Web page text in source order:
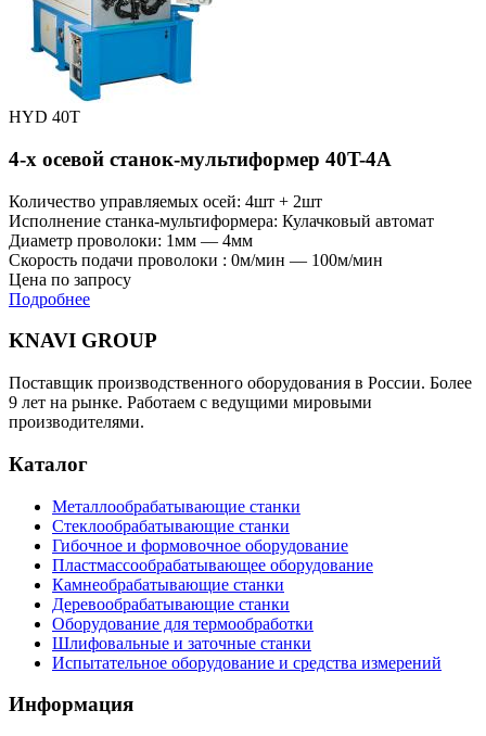
HYD 40T
4-х осевой станок-мультиформер 40T-4A
Количество управляемых осей: 4шт + 2шт
Исполнение станка-мультиформера: Кулачковый автомат
Диаметр проволоки: 1мм — 4мм
Скорость подачи проволоки : 0м/мин — 100м/мин
Цена по запросу
Подробнее
KNAVI GROUP
Поставщик производственного оборудования в России. Более
9 лет на рынке. Работаем с ведущими мировыми
производителями.
Каталог
Металлообрабатывающие станки
Стеклообрабатывающие станки
Гибочное и формовочное оборудование
Пластмассообрабатывающее оборудование
Камнеобрабатывающие станки
Деревообрабатывающие станки
Оборудование для термообработки
Шлифовальные и заточные станки
Испытательное оборудование и средства измерений
Информация